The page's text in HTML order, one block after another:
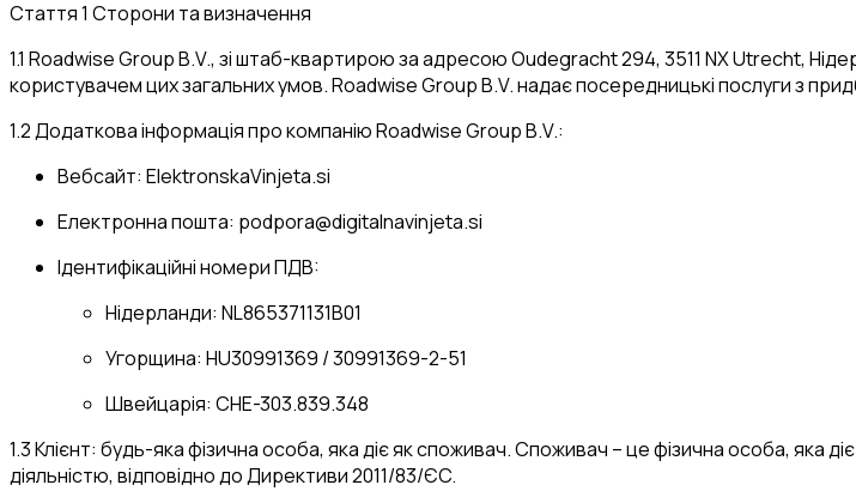
Стаття 1 Сторони та визначення
1.1 Roadwise Group B.V., зі штаб-квартирою за адресою Oudegracht 294, 3511 NX Utrecht,
користувачем цих загальних умов. Roadwise Group B.V. надає посередницькі послуги з
1.2 Додаткова інформація про компанію Roadwise Group B.V.:
Вебсайт: ElektronskaVinjeta.si
Електронна пошта: podpora@digitalnavinjeta.si
Ідентифікаційні номери ПДВ:
Нідерланди: NL865371131B01
Угорщина: HU30991369 / 30991369-2-51
Швейцарія: CHE-303.839.348
1.3 Клієнт: будь-яка фізична особа, яка діє як споживач. Споживач – це фізична особа, яка
діяльністю, відповідно до Директиви 2011/83/ЄС.